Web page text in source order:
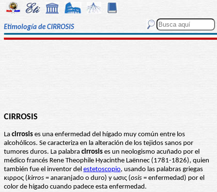
Etimología de CIRROSIS
CIRROSIS
La cirrosis es una enfermedad del hígado muy común entre los
alcohólicos. Se caracteriza en la alteración de los tejidos sanos por
tumores duros. La palabra cirrosis es un neologismo acuñado por el
médico francés Rene Theophile Hyacinthe Laënnec (1781-1826), quien
también fue el inventor del estetoscopio, usando las palabras griegas
κιρρος (kirros = anaranjado o duro) y ωσις (osis = enfermedad) por el
color de hígado cuando padece esta enfermedad.